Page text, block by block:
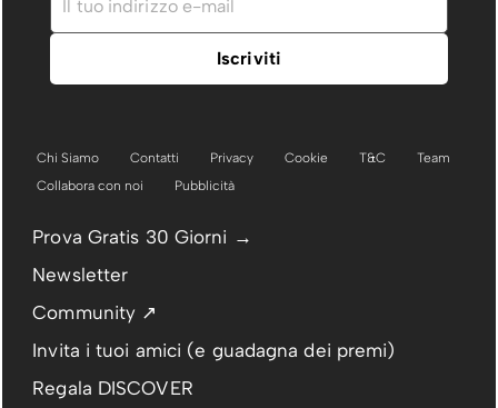
Chi Siamo Contatti Privacy Cookie T&C
Team
Collabora con noi
Pubblicità
Prova Gratis 30 Giorni →
Newsletter
Community ↗
Invita i tuoi amici (e guadagna dei premi)
Regala DISCOVER